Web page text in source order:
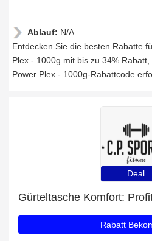
Ablauf: N/A
Entdecken Sie die besten Rabatte
Plex - 1000g mit bis zu 34%
Power Plex - 1000g-Rabattcode
Deal
Rabatt